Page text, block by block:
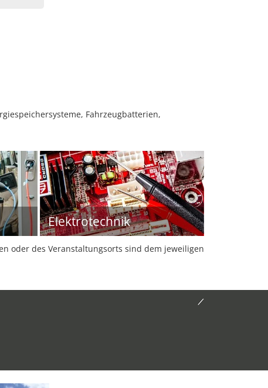
Fahrzeugbatterien,
Elektrotechnik
oder des Veranstaltungsorts sind dem jeweiligen